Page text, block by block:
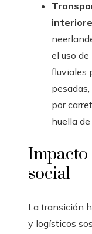
el uso
fluviales
por
huella
social
La transición
y logísticos